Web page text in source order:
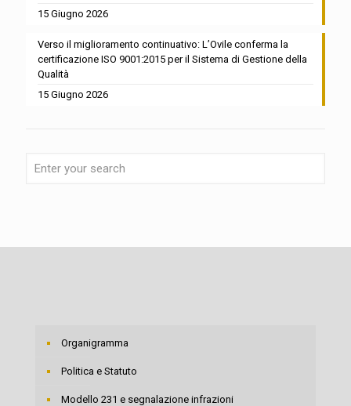
15 Giugno 2026
Verso il miglioramento continuativo: L’Ovile conferma la
certificazione ISO 9001:2015 per il Sistema di Gestione della
Qualità
15 Giugno 2026
Organigramma
Politica e Statuto
Modello 231 e segnalazione infrazioni